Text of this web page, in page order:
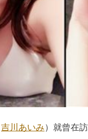
吉川あいみ）就曾在